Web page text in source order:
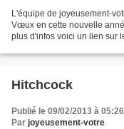
L'équipe de joyeusement-
Vœux en cette nouvelle
plus d'infos voici un lien sur
r=342748&s=KEFLOPTD...
Hitchcock
Publié le 09/02/2013 à 05:26
Par joyeusement-votre